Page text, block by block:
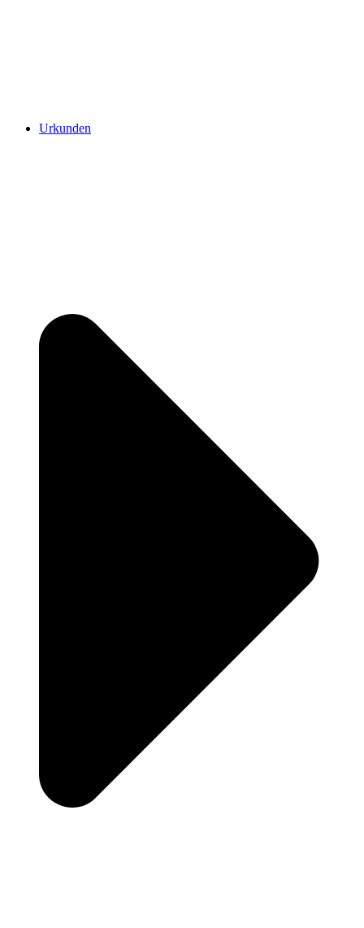
Urkunden